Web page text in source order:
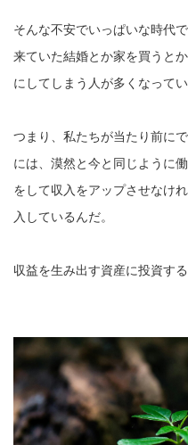
そんな不安でいっぱいな時代
来ていた結婚とか家を買うと
にしてしまう人が多くなってい
つまり、私たちが当たり前に
には、漠然と今と同じように
をして収入をアップさせなけ
入しているんだ。
収益を生み出す資産に投資する